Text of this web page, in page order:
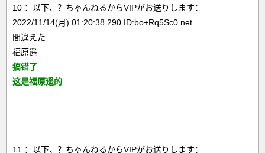
10 ：以下、？ちゃんねるからVIPがお送りします：
2022/11/14(月) 01:20:38.290 ID:bo+Rq5Sc0.net
間違えた
福原遥
搞错了
这是福原遥的
11 ：以下、？ちゃんねるからVIPがお送りします：